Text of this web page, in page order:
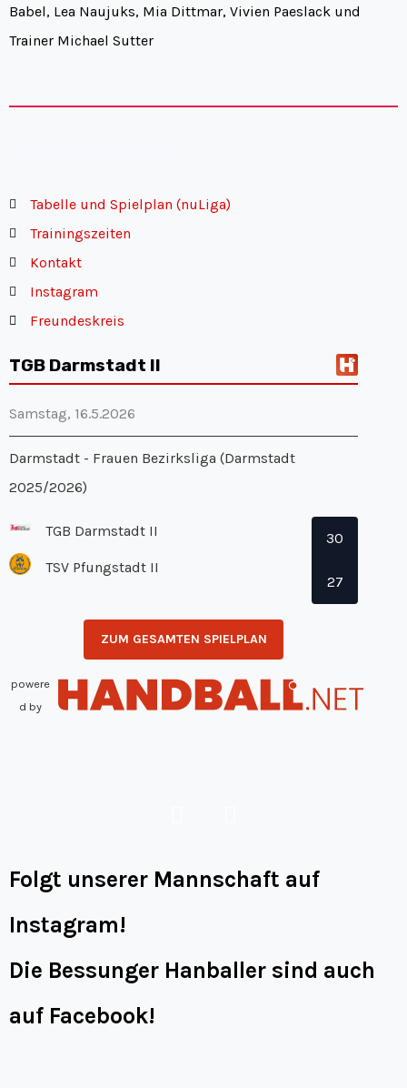
Babel, Lea Naujuks, Mia Dittmar, Vivien Paeslack und
Trainer Michael Sutter
Tabelle und Spielplan (nuLiga)
Trainingszeiten
Kontakt
Instagram
Freundeskreis
TGB Darmstadt II
Samstag, 16.5.2026
Darmstadt - Frauen Bezirksliga (Darmstadt
2025/2026)
TGB Darmstadt II
TSV Pfungstadt II
30
27
ZUM GESAMTEN SPIELPLAN
powere
d by
Folgt unserer Mannschaft auf
Instagram!
Die Bessunger Hanballer sind auch
auf Facebook!